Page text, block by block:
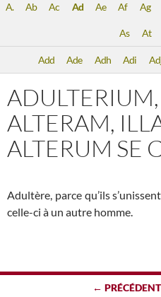
A. Ab Ac Ad Ae Af Ag
As At
Add Ade Adh Adi
ALTERAM,
ALTERUM SE
Adultère, parce qu’ils
celle-ci à un autre homme.
← PRÉCÉDENT